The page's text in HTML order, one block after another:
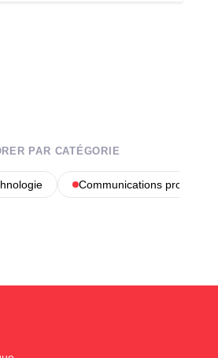
PAR CATÉGORIE
Communications